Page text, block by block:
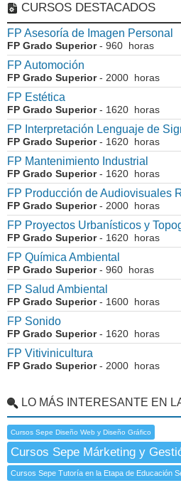
CURSOS DESTACADOS
FP Asesoría de Imagen Personal
FP Grado Superior- 960 horas
FP Automoción
FP Grado Superior- 2000 horas
FP Estética
FP Grado Superior- 1620 horas
FP Interpretación Lenguaje de
FP Grado Superior- 1620 horas
FP Mantenimiento Industrial
FP Grado Superior- 1620 horas
FP Producción de Audiovisuales
FP Grado Superior- 2000 horas
FP Proyectos Urbanísticos y
FP Grado Superior- 1620 horas
FP Química Ambiental
FP Grado Superior- 960 horas
FP Salud Ambiental
FP Grado Superior- 1600 horas
FP Sonido
FP Grado Superior- 1620 horas
FP Vitivinicultura
FP Grado Superior- 2000 horas
LO MÁS INTERESANTE EN
Cursos Sepe Diseño Web y Diseño Gráfico
Cursos Sepe Márketing y
Cursos Sepe Tutoría en la Etapa de Educación